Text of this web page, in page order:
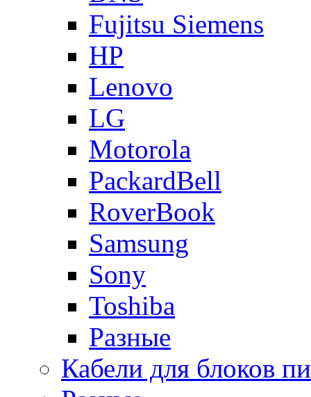
Fujitsu Siemens
HP
Lenovo
LG
Motorola
PackardBell
RoverBook
Samsung
Sony
Toshiba
Разные
Кабели для блоков